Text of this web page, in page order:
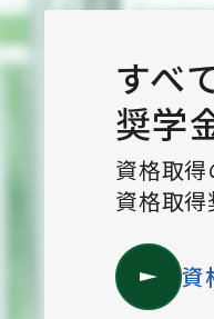
すべ
奨学
資格取
資格取
資